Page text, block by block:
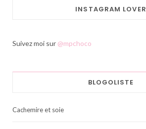
INSTAGRAM LOVER
Suivez moi sur @mpchoco
BLOGOLISTE
Cachemire et soie